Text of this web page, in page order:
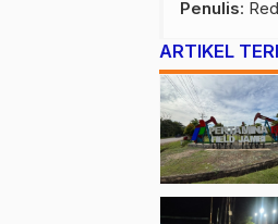
Penulis:
ARTIKEL